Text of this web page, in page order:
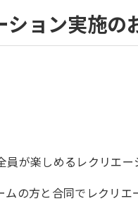
ョン実施の
が楽しめるレクリエー
の方と合同でレクリ